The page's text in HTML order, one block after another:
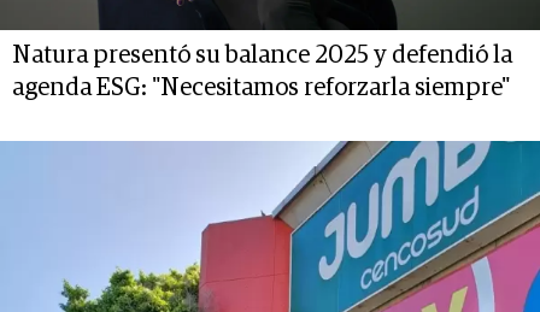
Natura presentó su balance 2025 y defendió la
agenda ESG: "Necesitamos reforzarla siempre"